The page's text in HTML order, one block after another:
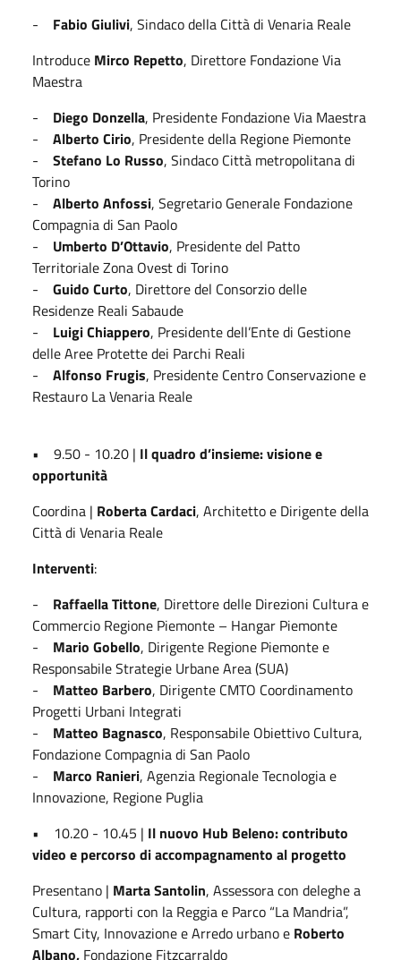
- Fabio Giulivi, Sindaco della Città di Venaria Reale
Introduce Mirco Repetto, Direttore Fondazione Via
Maestra
- Diego Donzella, Presidente Fondazione Via Maestra
- Alberto Cirio, Presidente della Regione Piemonte
- Stefano Lo Russo, Sindaco Città metropolitana di
Torino
- Alberto Anfossi, Segretario Generale Fondazione
Compagnia di San Paolo
-
Umberto D’Ottavio, Presidente del Patto
Territoriale Zona Ovest di Torino
- Guido Curto, Direttore del Consorzio delle
Residenze Reali Sabaude
- Luigi Chiappero, Presidente dell’Ente di Gestione
delle Aree Protette dei Parchi Reali
- Alfonso Frugis, Presidente Centro Conservazione e
Restauro La Venaria Reale
• 9.50 - 10.20 | Il quadro d’insieme: visione e
opportunità
Coordina | Roberta Cardaci, Architetto e Dirigente della
Città di Venaria Reale
Interventi:
- Raffaella Tittone, Direttore delle Direzioni Cultura e
Commercio Regione Piemonte – Hangar Piemonte
- Mario Gobello, Dirigente Regione Piemonte e
Responsabile Strategie Urbane Area (SUA)
- Matteo Barbero, Dirigente CMTO Coordinamento
Progetti Urbani Integrati
- Matteo Bagnasco, Responsabile Obiettivo Cultura,
Fondazione Compagnia di San Paolo
- Marco Ranieri, Agenzia Regionale Tecnologia e
Innovazione, Regione Puglia
• 10.20 - 10.45 | Il nuovo Hub Beleno: contributo
video e percorso di accompagnamento al progetto
Presentano | Marta Santolin, Assessora con deleghe a
Cultura, rapporti con la Reggia e Parco “La Mandria”,
Smart City, Innovazione e Arredo urbano e Roberto
Albano, Fondazione Fitzcarraldo